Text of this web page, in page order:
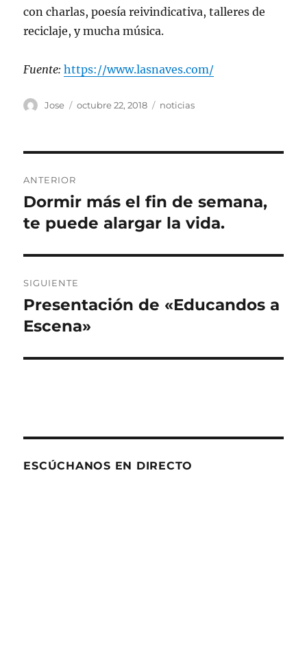
con charlas, poesía reivindicativa, talleres de
reciclaje, y mucha música.
Fuente: https://www.lasnaves.com/
Autor
Jose
Publicado
octubre 22, 2018 Categorías
noticias
de
entradas
ANTERIOR
Entrada
anterior:
Dormir más el fin de semana,
te puede alargar la vida.
SIGUIENTE
Entrada
siguiente:
Presentación de «Educandos a
Escena»
ESCÚCHANOS EN DIRECTO